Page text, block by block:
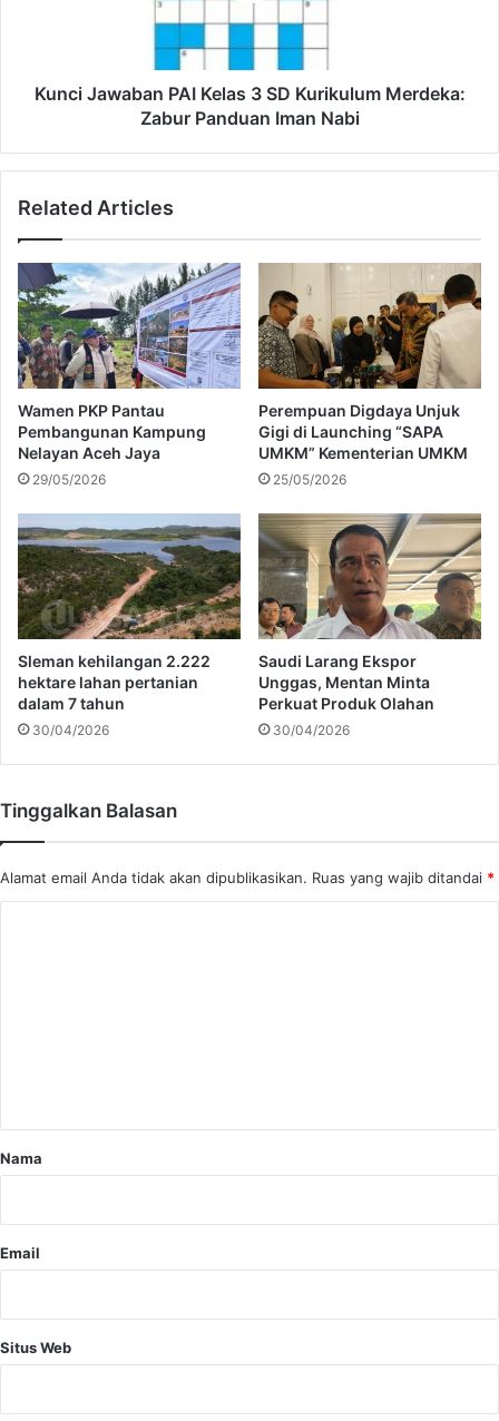
n
a
y
a
n
g
T
e
g
a
s
d
a
n
D
i
s
i
p
l
i
n
a
s
3
S
K
u
i
k
u
l
u
m
M
e
r
d
e
a
Z
a
u
n
i
Kunci Jawaban PAI Kelas 3 SD Kurikulum Merdeka:
Zabur Panduan Iman Nabi
Related Articles
Wamen PKP Pantau
Pembangunan Kampung
Nelayan Aceh Jaya
29/05/2026
Perempuan Digdaya Unjuk
Gigi di Launching “SAPA
UMKM” Kementerian UMKM
25/05/2026
Sleman kehilangan 2.222
hektare lahan pertanian
dalam 7 tahun
30/04/2026
Saudi Larang Ekspor
Unggas, Mentan Minta
Perkuat Produk Olahan
30/04/2026
Tinggalkan Balasan
Alamat email Anda tidak akan dipublikasikan. Ruas yang wajib ditandai *
rNama
Email
Situs Web